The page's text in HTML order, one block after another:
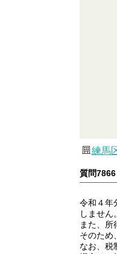
練馬
質問
令和４年
しません。
また、所
そのため
なお、税